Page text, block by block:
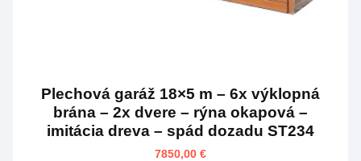
Plechová garáž 18×5 m – 6x výklopná
brána – 2x dvere – rýna okapová –
imitácia dreva – spád dozadu ST234
7850,00 €